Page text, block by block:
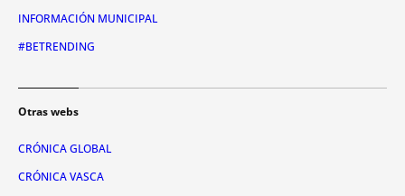
INFORMACIÓN MUNICIPAL
#BETRENDING
Otras webs
CRÓNICA GLOBAL
CRÓNICA VASCA